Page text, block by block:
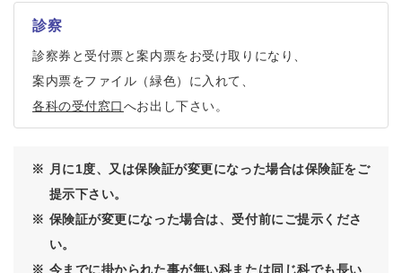
診察
診察券と受付票と案内票をお受け取りになり、
案内票をファイル（緑色）に入れて、
各科の受付窓口へお出し下さい。
※
月に1度、又は保険証が変更になった場合は保険証をご
提示下さい。
※ 保険証が変更になった場合は、受付前にご提示くださ
い。
※ 今までに掛かられた事が無い科または同じ科でも長い